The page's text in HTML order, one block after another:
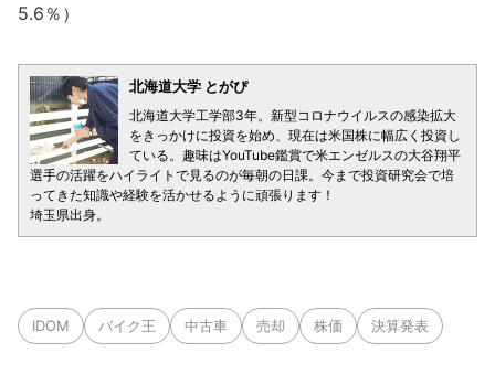
5.6％）
北海道大学 とがぴ
北海道大学工学部3年。新型コロナウイルスの感染拡大
をきっかけに投資を始め、現在は米国株に幅広く投資し
ている。趣味はYouTube鑑賞で米エンゼルスの大谷翔平
選手の活躍をハイライトで見るのが毎朝の日課。今まで投資研究会で培
ってきた知識や経験を活かせるように頑張ります！
埼玉県出身。
IDOM バイク王 中古車 売却 株価 決算発表